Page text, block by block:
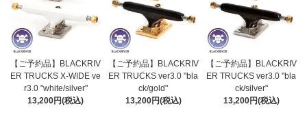
【ご予約品】BLACKRIV
ER TRUCKS X-WIDE ve
r3.0 "white/silver"
13,200円(税込)
【ご予約品】BLACKRIV
ER TRUCKS ver3.0 "bla
ck/gold"
13,200円(税込)
【ご予約品】BLACKRIV
ER TRUCKS ver3.0 "bla
ck/silver"
13,200円(税込)